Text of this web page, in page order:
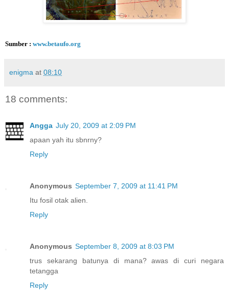
Sumber : www.betaufo.org
enigma at 08:10
18 comments:
Angga July 20, 2009 at 2:09 PM
apaan yah itu sbnrny?
Reply
Anonymous September 7, 2009 at 11:41 PM
Itu fosil otak alien.
Reply
Anonymous September 8, 2009 at 8:03 PM
trus sekarang batunya di mana? awas di curi negara
tetangga
Reply